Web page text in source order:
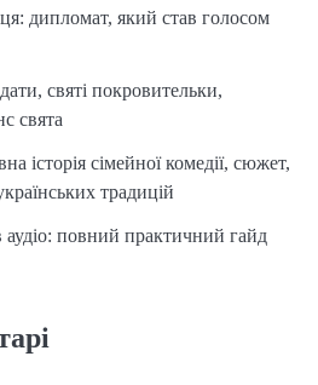
дипломат, який став голосом
святі покровительки,
свята
історія сімейної комедії, сюжет,
традицій
аудіо: повний практичний гайд